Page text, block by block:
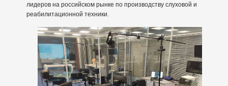
лидеров на российском рынке по производству слуховой и
реабилитационной техники.